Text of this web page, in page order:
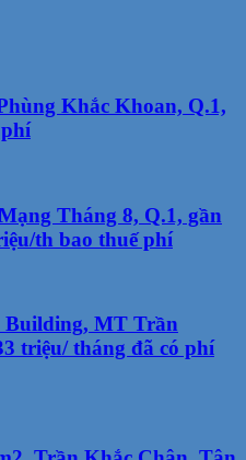
Khắc Khoan, Q.1,
Tháng 8, Q.1, gần
th bao thuế phí
Building, MT Trần
triệu/ tháng đã có phí